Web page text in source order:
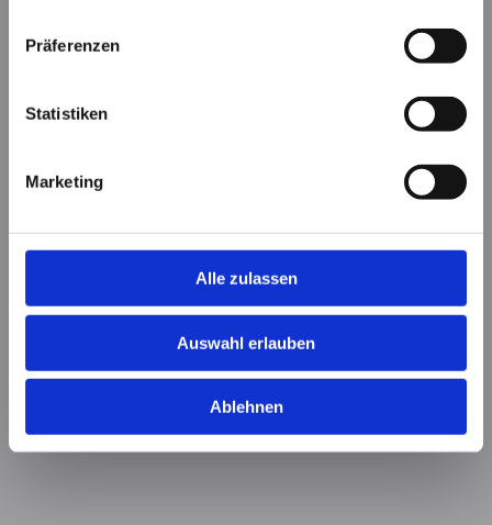
Präferenzen
Statistiken
Marketing
Alle zulassen
Auswahl erlauben
Ablehnen